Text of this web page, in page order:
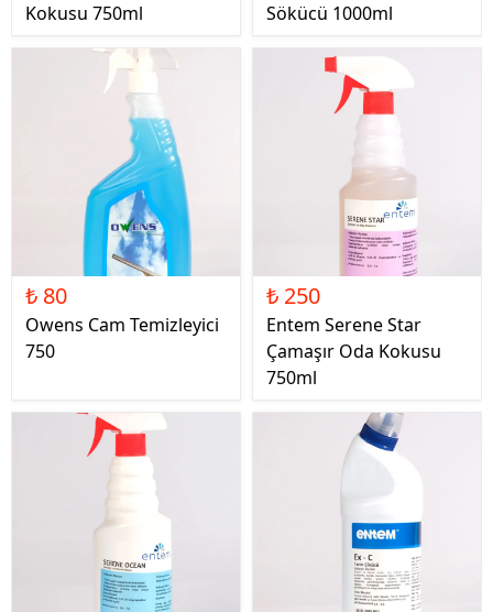
Kokusu 750ml
Sökücü 1000ml
₺ 80
Owens Cam Temizleyici
750
₺ 250
Entem Serene Star
Çamaşır Oda Kokusu
750ml